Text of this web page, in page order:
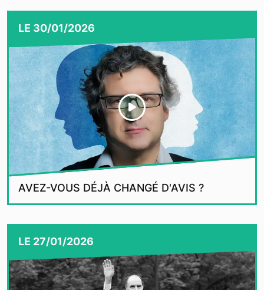
LE 30/01/2026
AVEZ-VOUS DÉJÀ CHANGÉ D'AVIS ?
LE 27/01/2026